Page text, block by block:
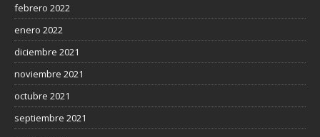
febrero 2022
enero 2022
diciembre 2021
noviembre 2021
octubre 2021
septiembre 2021